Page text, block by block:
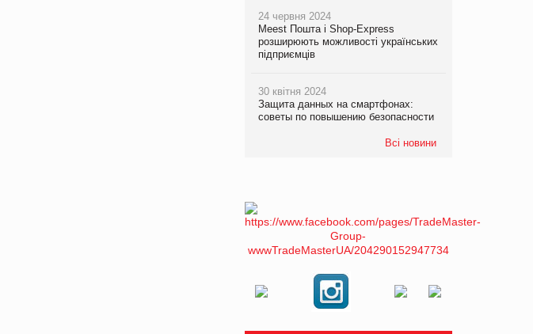
24 червня 2024
Meest Пошта і Shop-Express
розширюють можливості українських
підприємців
30 квітня 2024
Защита данных на смартфонах:
советы по повышению безопасности
Всі новини